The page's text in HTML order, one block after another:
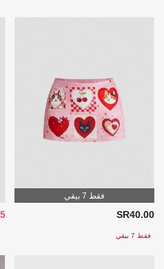
فقط 7 بيقي
SR40.00
فقط 7 بيقي